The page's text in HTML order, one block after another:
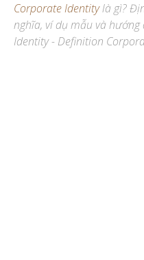
Corporate Identitylà gì?
nghĩa, ví dụ mẫu và
Identity - Definition